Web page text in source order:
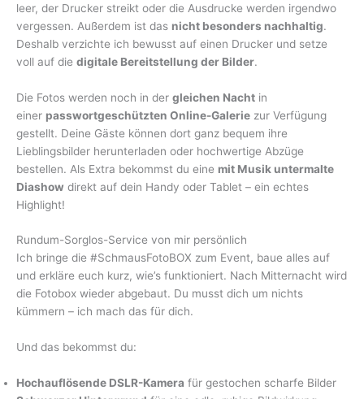
leer, der Drucker streikt oder die Ausdrucke werden irgendwo
vergessen. Außerdem ist das nicht besonders nachhaltig.
Deshalb verzichte ich bewusst auf einen Drucker und setze
voll auf die digitale Bereitstellung der Bilder.
Die Fotos werden noch in der gleichen Nacht in
einer passwortgeschützten Online-Galerie zur Verfügung
gestellt. Deine Gäste können dort ganz bequem ihre
Lieblingsbilder herunterladen oder hochwertige Abzüge
bestellen. Als Extra bekommst du eine mit Musik untermalte
Diashow direkt auf dein Handy oder Tablet – ein echtes
Highlight!
Rundum-Sorglos-Service von mir persönlich
Ich bringe die #SchmausFotoBOX zum Event, baue alles auf
und erkläre euch kurz, wie’s funktioniert. Nach Mitternacht wird
die Fotobox wieder abgebaut. Du musst dich um nichts
kümmern – ich mach das für dich.
Und das bekommst du:
Hochauflösende DSLR-Kamera für gestochen scharfe Bilder